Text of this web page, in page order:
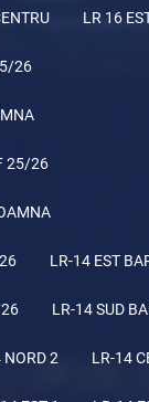
LR 16
26
25/26
LR-14 EST
LR-14 SUD
NORD 2 LR-14